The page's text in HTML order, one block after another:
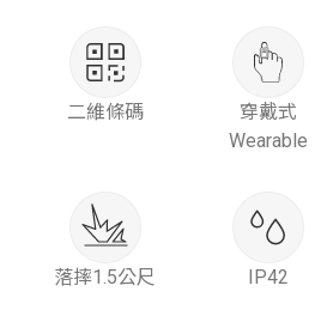
二維條碼
穿戴式
Wearable
落摔1.5公尺 IP42